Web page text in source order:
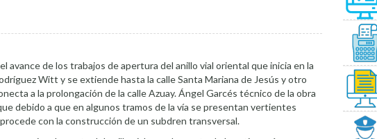
avance de los trabajos de apertura del anillo vial oriental que inicia en la
Witt y se extiende hasta la calle Santa Mariana de Jesús y otro
a la prolongación de la calle Azuay. Ángel Garcés técnico de la obra
debido a que en algunos tramos de la vía se presentan vertientes
con la construcción de un subdren transversal.